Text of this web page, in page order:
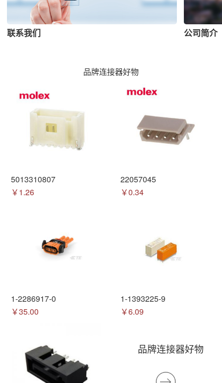
联系我们 公司简介
品牌连接器好物
5013310807
￥1.26
22057045
￥0.34
1-2286917-0
￥35.00
1-1393225-9
￥6.09
品牌连接器好物